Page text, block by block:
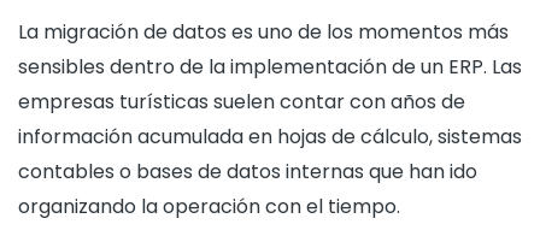
La migración de datos es uno de los momentos más
sensibles dentro de la implementación de un ERP. Las
empresas turísticas suelen contar con años de
información acumulada en hojas de cálculo, sistemas
contables o bases de datos internas que han ido
organizando la operación con el tiempo.